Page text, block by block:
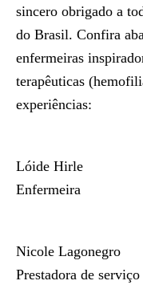
sincero obrigado a
do Brasil. Confira
enfermeiras
terapêuticas
experiências:
Lóide Hirle
Enfermeira
Nicole Lagonegro
Prestadora de